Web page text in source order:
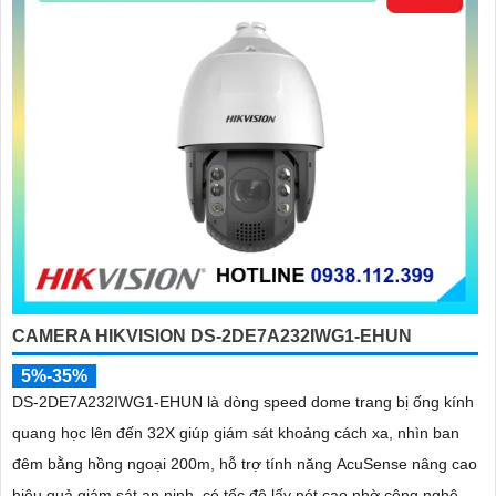
CAMERA HIKVISION DS-2DE7A232IWG1-EHUN
5%-35%
DS-2DE7A232IWG1-EHUN là dòng speed dome trang bị ống kính
quang học lên đến 32X giúp giám sát khoảng cách xa, nhìn ban
đêm bằng hồng ngoại 200m, hỗ trợ tính năng AcuSense nâng cao